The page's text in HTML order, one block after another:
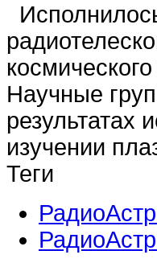
Научные
результатах
изучении
Теги